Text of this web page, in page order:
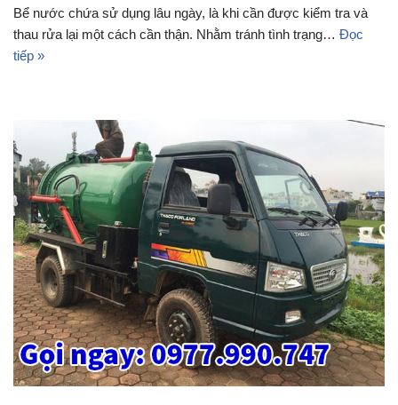
Bể nước chứa sử dụng lâu ngày, là khi cần được kiểm tra và
thau rửa lại một cách cần thận. Nhằm tránh tình trạng… Đọc
tiếp »